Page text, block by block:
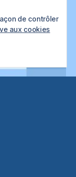
de contrôler
aux cookies